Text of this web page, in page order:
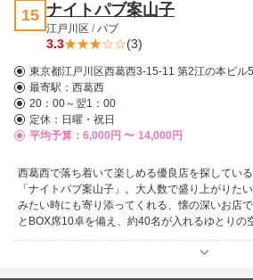
りと立ち寄っても居心地よく過ごせます♪ゆっく
っと非日常を感じたい夜も、心をほどよく満た
15 ナイトパブ案山子
江戸川区 / パブ
3.3 (3)
東京都江戸川区西葛西3-15-11 第2江の本ビル
最寄駅： 西葛西
20：00～翌1：00
定休：日曜・祝日
平均予算：6,000円 〜 14,000円
西葛西で落ち着いて楽しめる優良店を探してい
「ナイトパブ案山子」。大人数で盛り上がりた
みたい時にも寄り添ってくれる、懐の深いお店です♪ 店内はカウンタ
とBOX席10卓を備え、約40名が入れるゆとりの
は、20代～40代の女性スタッフのみで構成され